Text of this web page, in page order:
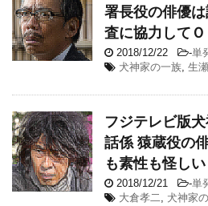
署長役の俳優
査に協力してＯ
2018/12/22 -単
犬神家の一族 生
フジテレビ版
話係 猿蔵役の
も素性も怪しい
2018/12/21 -単
大倉孝二
犬神家